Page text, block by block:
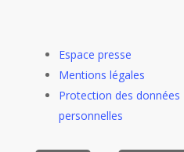
Espace presse
Mentions légales
Protection des données
personnelles